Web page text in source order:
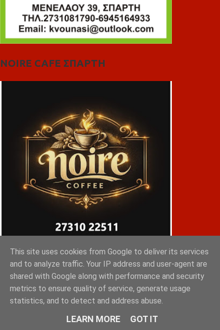
NOIRE CAFE ΣΠΑΡΤΗ
ΠΕΖΟΓΥΡΟΣ ΣΠΑΡΤΗ
This site uses cookies from Google to deliver its services
and to analyze traffic. Your IP address and user-agent are
shared with Google along with performance and security
metrics to ensure quality of service, generate usage
statistics, and to detect and address abuse.
LEARN MORE GOT IT